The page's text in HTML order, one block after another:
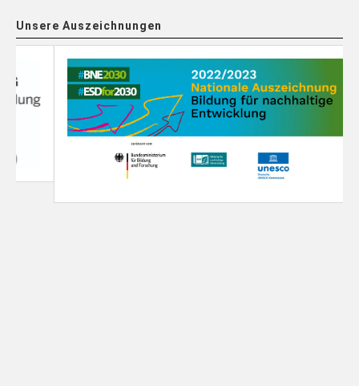
Unsere Auszeichnungen